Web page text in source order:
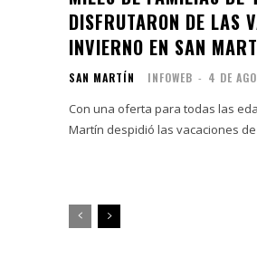
DISFRUTARON DE LAS
INVIERNO EN SAN
SAN MARTÍN INFOWEB - 4 DE
Con una oferta para todas las
Martín despidió las vacaciones